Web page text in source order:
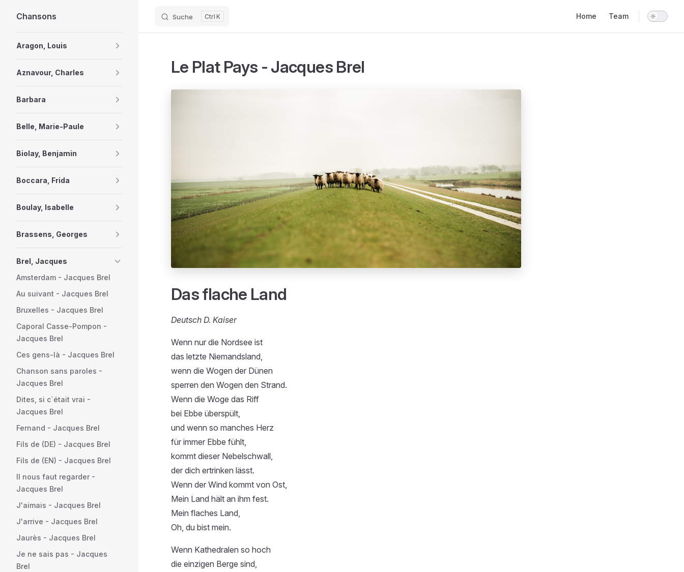
Skip to content
Chansons Suche K Home Team
Aragon, Louis
Aznavour, Charles
Barbara
Belle, Marie-Paule
Biolay, Benjamin
Boccara, Frida
Boulay, Isabelle
Brassens, Georges
Brel, Jacques
Amsterdam - Jacques Brel
Au suivant - Jacques Brel
Bruxelles - Jacques Brel
Caporal Casse-Pompon -
Jacques Brel
Ces gens-là - Jacques Brel
Chanson sans paroles -
Jacques Brel
Dites, si c`était vrai -
Jacques Brel
Fernand - Jacques Brel
Fils de (DE) - Jacques Brel
Fils de (EN) - Jacques Brel
Il nous faut regarder -
Jacques Brel
J'aimais - Jacques Brel
J'arrive - Jacques Brel
Jaurès - Jacques Brel
Je ne sais pas - Jacques
Brel
Le Plat Pays - Jacques Brel
Das flache Land
Deutsch D. Kaiser
Wenn nur die Nordsee ist
das letzte Niemandsland,
wenn die Wogen der Dünen
sperren den Wogen den Strand.
Wenn die Woge das Riff
bei Ebbe überspült,
und wenn so manches Herz
für immer Ebbe fühlt,
kommt dieser Nebelschwall,
der dich ertrinken lässt.
Wenn der Wind kommt von Ost,
Mein Land hält an ihm fest.
Mein flaches Land,
Oh, du bist mein.
Wenn Kathedralen so hoch
die einzigen Berge sind,